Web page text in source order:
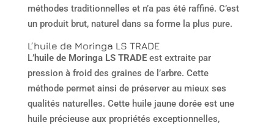
méthodes traditionnelles et n’a pas été raffiné. C’est
un produit brut, naturel dans sa forme la plus pure.
L’huile de Moringa LS TRADE
L’huile de Moringa LS TRADEest extraite par
pression à froid des graines de l’arbre. Cette
méthode permet ainsi de préserver au mieux ses
qualités naturelles. Cette huile jaune dorée est une
huile précieuse aux propriétés exceptionnelles,